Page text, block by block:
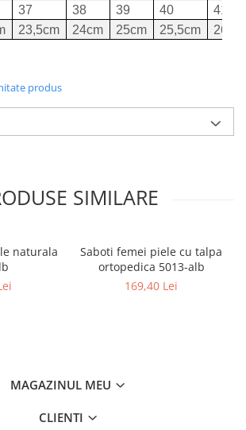
37 38 39 40
41
23,5cm 24cm 25cm 25,5cm 26cm
produs
SIMILARE
naturala
Saboti femei piele cu talpa
ortopedica 5013-alb
169,40 Lei
MAGAZINUL MEU
CLIENTI